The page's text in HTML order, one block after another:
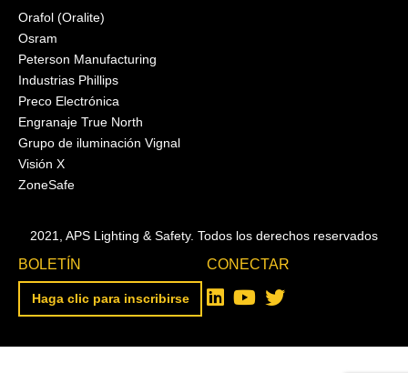
Orafol (Oralite)
Osram
Peterson Manufacturing
Industrias Phillips
Preco Electrónica
Engranaje True North
Grupo de iluminación Vignal
Visión X
ZoneSafe
2021, APS Lighting & Safety. Todos los derechos reservados
BOLETÍN
Haga clic para inscribirse
CONECTAR